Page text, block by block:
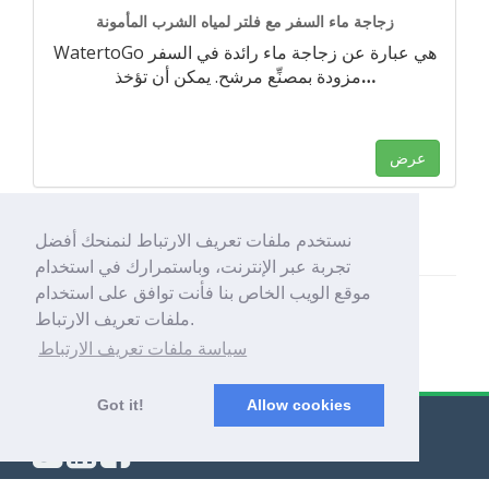
نستخدم ملفات تعريف الارتباط لنمنحك أفضل
تجربة عبر الإنترنت، وباستمرارك في استخدام
موقع الويب الخاص بنا فأنت توافق على استخدام
ملفات تعريف الارتباط.
سياسة ملفات تعريف الارتباط
Got it! Allow cookies
زجاجة ماء السفر مع فلتر لمياه الشرب المأمونة
WatertoGo هي عبارة عن زجاجة ماء رائدة في السفر
مزودة بمصنِّع مرشح. يمكن أن تؤخذ…
عرض
© Export Worldwide 2026